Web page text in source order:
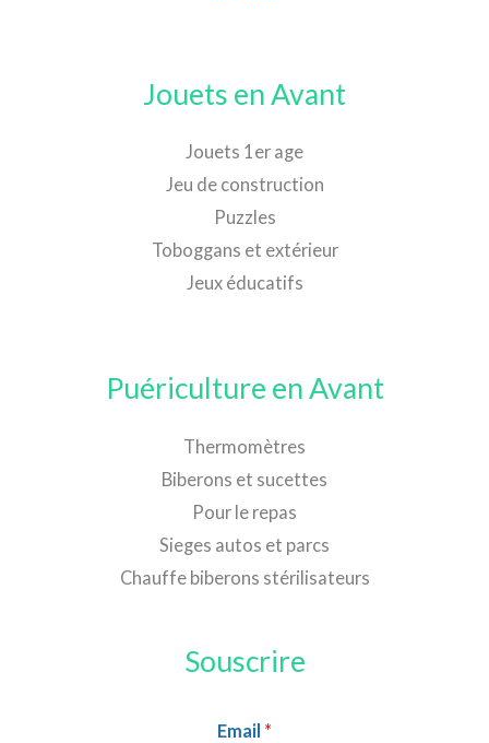
Jouets en Avant
Jouets 1er age
Jeu de construction
Puzzles
Toboggans et extérieur
Jeux éducatifs
Puériculture en Avant
Thermomètres
Biberons et sucettes
Pour le repas
Sieges autos et parcs
Chauffe biberons stérilisateurs
Souscrire
Email *